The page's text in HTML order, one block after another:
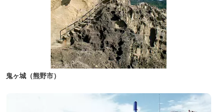
鬼ヶ城（熊野市）